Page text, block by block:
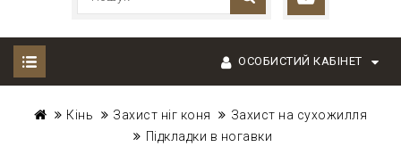
ОСОБИСТИЙ КАБІНЕТ
Кінь Захист ніг коня
Захист на сухожилля
Підкладки в ногавки